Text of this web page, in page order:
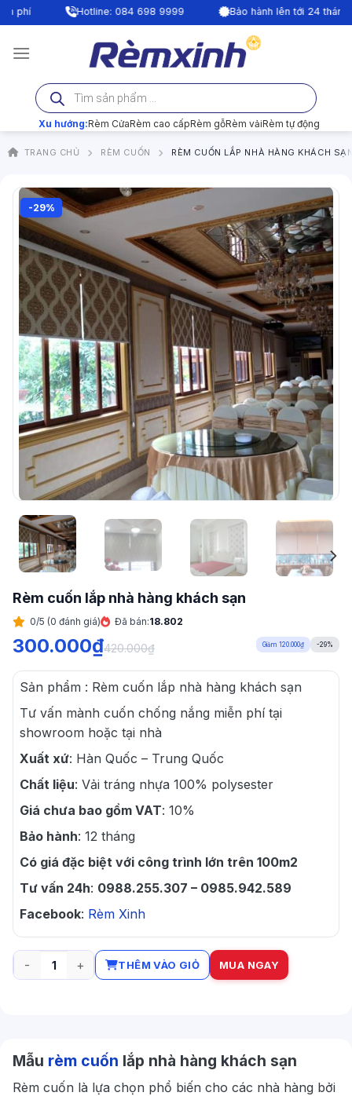
Bỏ
qua
nội
Hotline: 084 698 9999 Bảo hành lên tới 24 tháng
Tìm
kiếm
sản
phẩm
Xu hướng:Rèm CửaRèm cao cấpRèm gỗRèm vảiRèm tự động
TRANG CHỦ RÈM CUỐN RÈM CUỐN LẮP NHÀ HÀNG KHÁCH
-29%
Rèm cuốn lắp nhà hàng khách sạn
0/5 (0 đánh giá) Đã bán:18.802
300.000₫420.000₫ Giảm 120.000₫ -29%
Sản phẩm : Rèm cuốn lắp nhà hàng khách sạn
Tư vấn mành cuốn chống nắng miễn phí tại
showroom hoặc tại nhà
Xuất xứ: Hàn Quốc – Trung Quốc
Chất liệu: Vải tráng nhựa 100% polysester
Giá chưa bao gồm VAT: 10%
Bảo hành: 12 tháng
Có giá đặc biệt với công trình lớn trên 100m2
Tư vấn 24h: 0988.255.307 – 0985.942.589
Facebook: Rèm Xinh
Rèm cuốn lắp nhà hàng khách sạn số lượng
THÊM VÀO GIỎ MUA NGAY
Mẫu rèm cuốn lắp nhà hàng khách sạn
Rèm cuốn là lựa chọn phổ biến cho các nhà hàng bởi